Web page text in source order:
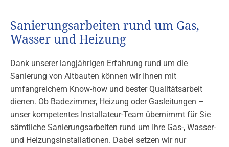
Sanierungsarbeiten rund um Gas,
Wasser und Heizung
Dank unserer langjährigen Erfahrung rund um die
Sanierung von Altbauten können wir Ihnen mit
umfangreichem Know-how und bester Qualitätsarbeit
dienen. Ob Badezimmer, Heizung oder Gasleitungen –
unser kompetentes Installateur-Team übernimmt für Sie
sämtliche Sanierungsarbeiten rund um Ihre Gas-, Wasser-
und Heizungsinstallationen. Dabei setzen wir nur